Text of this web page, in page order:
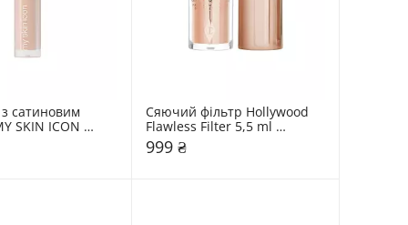
сатиновим
SKIN ICON
Сяючий фільтр Hollywood
Flawless Filter 5,5 ml
Charlotte Tilbury
999 ₴